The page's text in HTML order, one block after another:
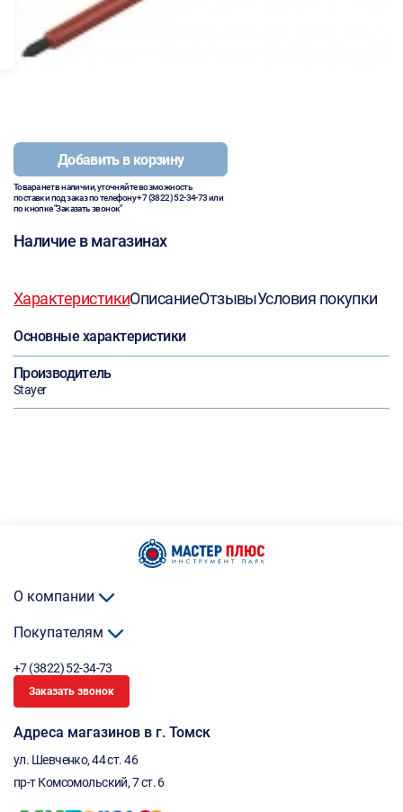
Добавить в корзину
Товара нет в наличии, уточняйте возможность
поставки под заказ по телефону+7 (3822) 52-34-73или
по кнопке "Заказать звонок"
Наличие в магазинах
ХарактеристикиОписаниеОтзывыУсловия покупки
Основные характеристики
Производитель
Stayer
О компании
Покупателям
+7 (3822) 52-34-73
Заказать звонок
Адреса магазинов в г. Томск
ул. Шевченко, 44 ст. 46
пр-т Комсомольский, 7 ст. 6